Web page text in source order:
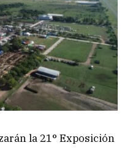
la 21° Exposición